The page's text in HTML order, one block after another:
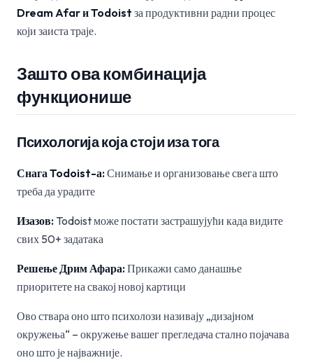
Dream Afar и Todoist за продуктивни радни процес
који заиста траје.
Зашто ова комбинација
функционише
Психологија која стоји иза тога
Снага Todoist-а:Снимање и организовање свега што
треба да урадите
Изазов: Todoist може постати застрашујући када видите
свих 50+ задатака
Решење Дрим Афара:Прикажи само данашње
приоритете на свакој новој картици
Ово ствара оно што психолози називају „дизајном
окружења“ – окружење вашег прегледача стално појачава
оно што је најважније.